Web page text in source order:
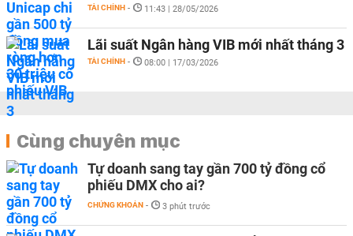
TÀI CHÍNH - 11:43 | 28/05/2026
Lãi suất Ngân hàng VIB mới nhất tháng 3
TÀI CHÍNH - 08:00 | 17/03/2026
Cùng chuyên mục
Tự doanh sang tay gần 700 tỷ đồng cổ
phiếu DMX cho ai?
CHỨNG KHOÁN - 3 phút trước